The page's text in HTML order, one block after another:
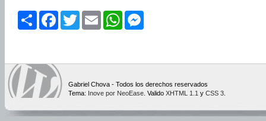
ShareFacebook
TwitterEmailWhatsApp
Gabriel Chova - Todos los derechos reservados
Tema: Inove por NeoEase . Valido XHTML 1.1 y CSS 3